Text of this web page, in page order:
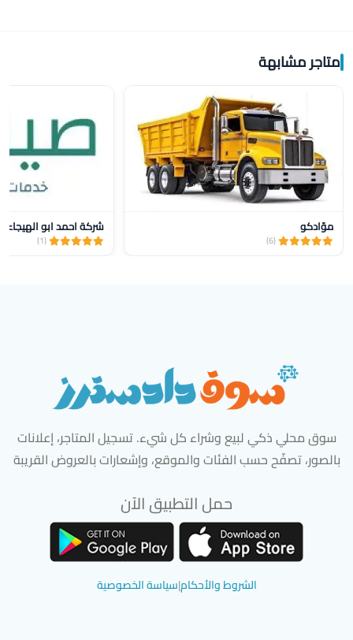
متاجر مشابهة
موّادكو
(6)
شركة احمد ابو الهيجاء
(1)
سوق محلي ذكي لبيع وشراء كل شيء. تسجيل المتاجر، إعلانات
بالصور، تصفّح حسب الفئات والموقع، وإشعارات بالعروض القريبة
حمل التطبيق الآن
الشروط والأحكام|سياسة الخصوصية